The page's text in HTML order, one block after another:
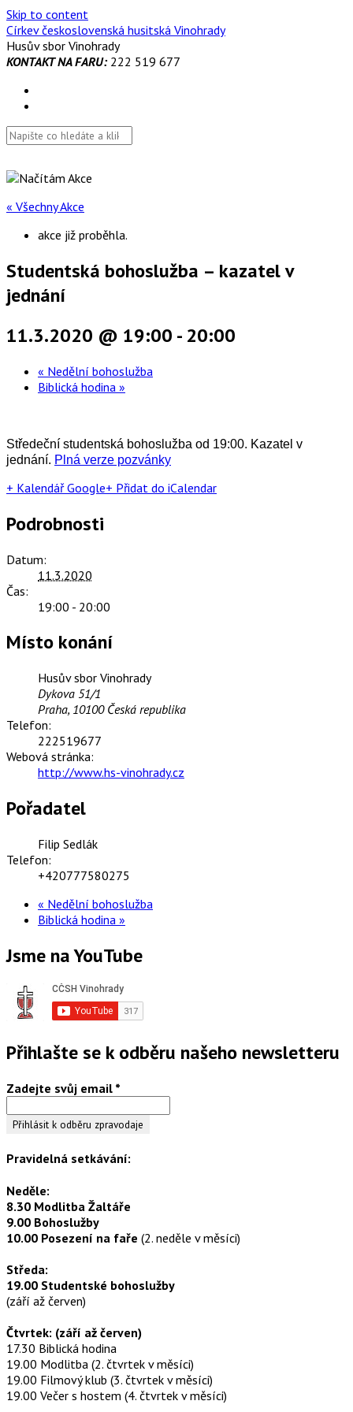
Skip to content
Církev československá husitská Vinohrady
Husův sbor Vinohrady
KONTAKT NA FARU:222 519 677
« Všechny Akce
akce již proběhla.
Studentská bohoslužba – kazatel v
jednání
11.3.2020 @ 19:00 - 20:00
« Nedělní bohoslužba
Biblická hodina »
Středeční studentská bohoslužba od 19:00. Kazatel v
jednání. Plná verze pozvánky
+ Kalendář Google+ Přidat do iCalendar
Podrobnosti
Datum:
11.3.2020
Čas:
19:00 - 20:00
Místo konání
Husův sbor Vinohrady
Dykova 51/1
Praha, 10100 Česká republika
Telefon:
222519677
Webová stránka:
http://www.hs-vinohrady.cz
Pořadatel
Filip Sedlák
Telefon:
+420777580275
« Nedělní bohoslužba
Biblická hodina »
Jsme na YouTube
Přihlašte se k odběru našeho newsletteru
Zadejte svůj email *
Pravidelná setkávání:
Neděle:
8.30 Modlitba Žaltáře
9.00 Bohoslužby
10.00 Posezení na faře (2. neděle v měsíci)
Středa:
19.00 Studentské bohoslužby
(září až červen)
Čtvrtek: (září až červen)
17.30 Biblická hodina
19.00 Modlitba (2. čtvrtek v měsíci)
19.00 Filmový klub (3. čtvrtek v měsíci)
19.00 Večer s hostem (4. čtvrtek v měsíci)